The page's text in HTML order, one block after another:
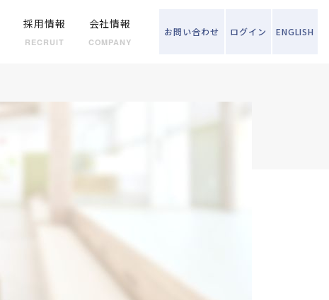
ログイン
お問い合わせ ENGLISH
採用情報
RECRUIT
会社情報
COMPANY